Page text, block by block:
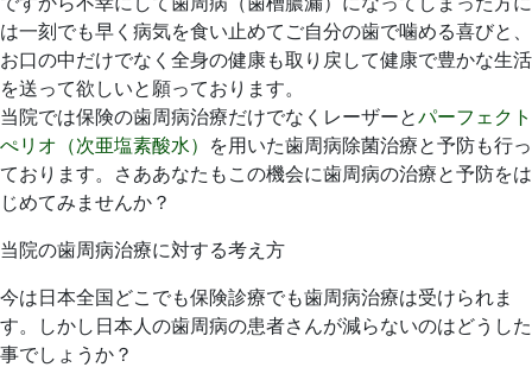
は一刻でも早く病気を食い止めてご自分の歯で噛める喜びと、
お口の中だけでなく全身の健康も取り戻して健康で豊かな生活
を送って欲しいと願っております。
当院では保険の歯周病治療だけでなくレーザーとパーフェクト
ぺリオ（次亜塩素酸水） を用いた歯周病除菌治療と予防も行っ
ております。さああなたもこの機会に歯周病の治療と予防をは
じめてみませんか？
当院の歯周病治療に対する考え方
今は日本全国どこでも保険診療でも歯周病治療は受けられま
す。しかし日本人の歯周病の患者さんが減らないのはどうした
事でしょうか？